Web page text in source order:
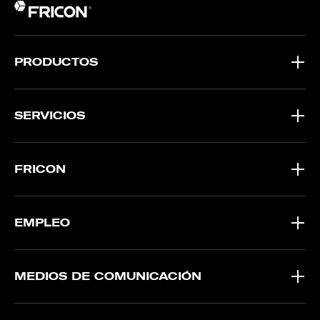
PRODUCTOS
SERVICIOS
FRICON
EMPLEO
MEDIOS DE COMUNICACIÓN